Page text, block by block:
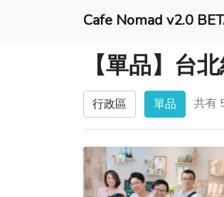
Cafe Nomad v2.0
【單品】台
行政區 單品 共有